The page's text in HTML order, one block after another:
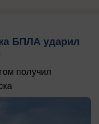
БПЛА ударил
получил